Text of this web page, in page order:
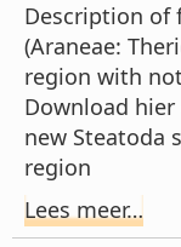
Description of
(Araneae:
region with
Download
new Steatoda
region
Lees meer…